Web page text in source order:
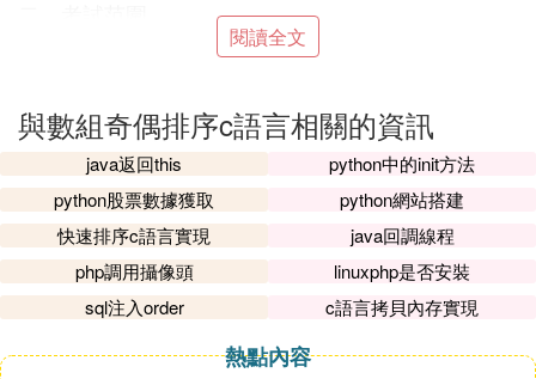
考試科目1：計算機與軟體工程知識
• 二進制、十進制和十六進制等常用制數制及其相互
轉換
1.2 數據的表示
• 數的表示（原碼、反碼、補碼、移碼表示，整數和
實數的機內表示，精度和溢出）
• 非數值表示（字元和漢字表示、聲音表示、圖像表
示）
• 校驗方法和校驗碼（奇偶校驗碼、海明校驗碼、循
閱讀全文
與數組奇偶排序c語言相關的資訊
java返回this
python中的init方法
python股票數據獲取
python網站搭建
快速排序c語言實現
java回調線程
php調用攝像頭
linuxphp是否安裝
sql注入order
c語言拷貝內存實現
熱點內容